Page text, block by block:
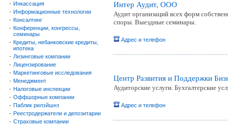
- Инкассация
- Информационные технологии
- Консалтинг
- Конференции, конгрессы,
семинары
- Кредиты, небанковские кредиты,
ипотека
- Лизинговые компании
- Лицензирование
- Маркетинговые исследования
- Менеджмент
- Налоговые инспекции
- Оффшорные компании
- Паблик рилэйшнз
- Реестродержатели и депозитарии
- Страховые компании
Интер Аудит, ООО
Аудит организаций всех форм
споры. Выездные семинары.
Адрес и телефон
Центр Развития и Поддержки
Аудиторские услуги. Бухгалтерские
Адрес и телефон